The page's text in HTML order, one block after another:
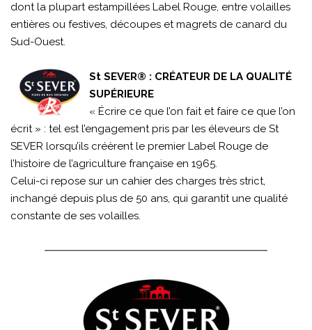
dont la plupart estampillées Label Rouge, entre volailles
entières ou festives, découpes et magrets de canard du
Sud-Ouest.
St SEVER® : CRÉATEUR DE LA QUALITÉ
SUPÉRIEURE
« Écrire ce que l’on fait et faire ce que l’on
écrit » : tel est l’engagement pris par les éleveurs de St
SEVER lorsqu’ils créèrent le premier Label Rouge de
l’histoire de l’agriculture française en 1965.
Celui-ci repose sur un cahier des charges très strict,
inchangé depuis plus de 50 ans, qui garantit une qualité
constante de ses volailles.